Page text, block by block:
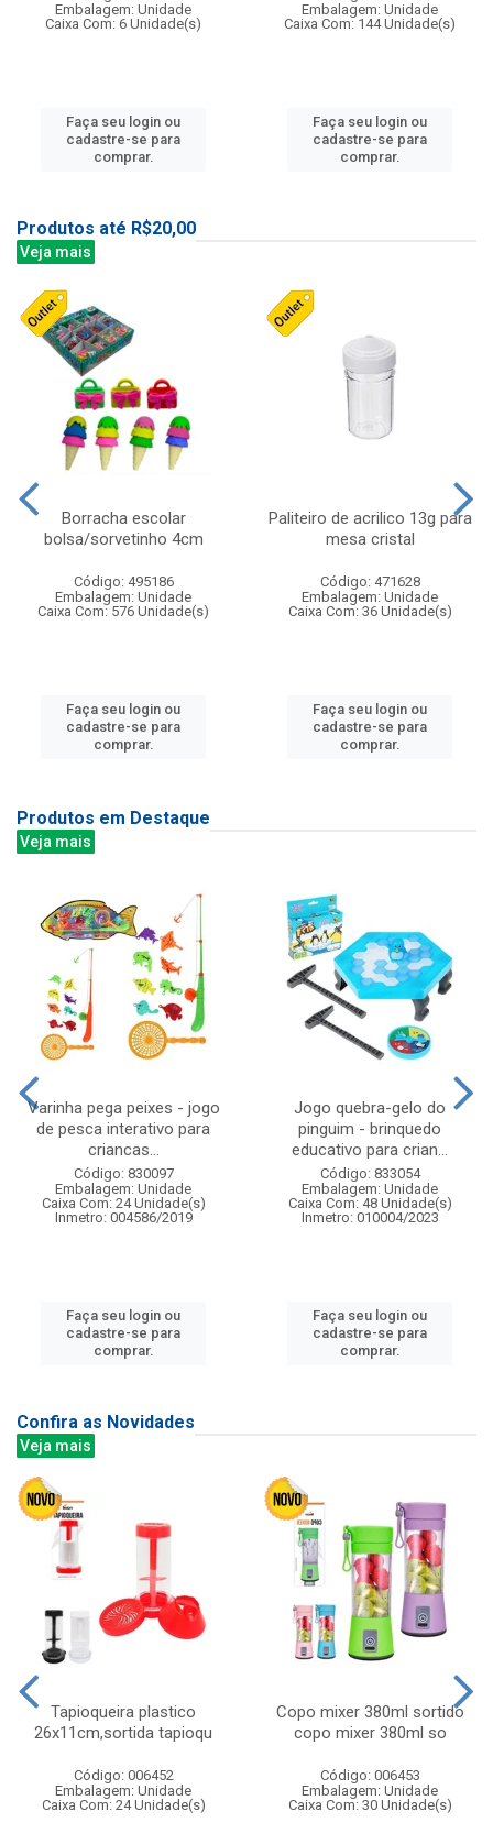
Embalagem: Unidade
Caixa Com: 6 Unidade(s)
Faça seu login ou
cadastre-se para
comprar.
Embalagem: Unidade
Caixa Com: 144 Unidade(s)
Faça seu login ou
cadastre-se para
comprar.
Produtos até R$20,00
Veja mais
Borracha escolar
bolsa/sorvetinho 4cm
Código: 495186
Embalagem: Unidade
Caixa Com: 576 Unidade(s)
Faça seu login ou
cadastre-se para
comprar.
Paliteiro de acrilico 13g para
mesa cristal
Código: 471628
Embalagem: Unidade
Caixa Com: 36 Unidade(s)
Faça seu login ou
cadastre-se para
comprar.
Produtos em Destaque
Veja mais
Varinha pega peixes - jogo
de pesca interativo para
criancas...
Código: 830097
Embalagem: Unidade
Caixa Com: 24 Unidade(s)
Inmetro: 004586/2019
Faça seu login ou
cadastre-se para
comprar.
Jogo quebra-gelo do
pinguim - brinquedo
educativo para crian...
Código: 833054
Embalagem: Unidade
Caixa Com: 48 Unidade(s)
Inmetro: 010004/2023
Faça seu login ou
cadastre-se para
comprar.
Confira as Novidades
Veja mais
Tapioqueira plastico
26x11cm,sortida tapioqu
Código: 006452
Embalagem: Unidade
Caixa Com: 24 Unidade(s)
Copo mixer 380ml sortido
copo mixer 380ml so
Código: 006453
Embalagem: Unidade
Caixa Com: 30 Unidade(s)